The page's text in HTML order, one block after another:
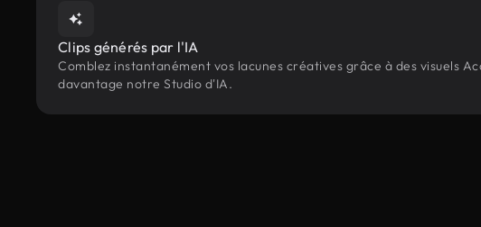
Clips générés par l'IA
Comblez instantanément vos lacunes créatives grâce à des visuels
davantage notre Studio d'IA.